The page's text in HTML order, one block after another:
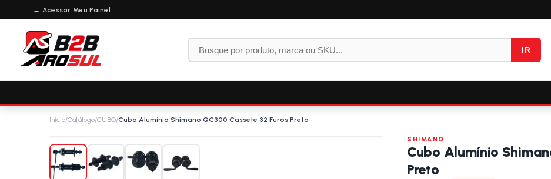
← Acessar Meu Painel
IR
Início/Catálogo/CUBO/Cubo Alumínio Shimano QC300 Cassete 32 Furos Preto
SHIMANO
Cubo Alumínio
Preto